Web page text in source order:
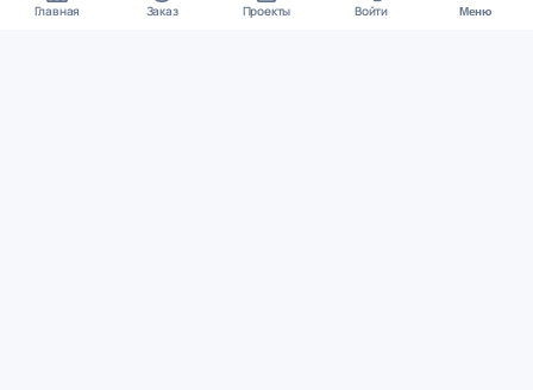
Главная Заказ Проекты Войти Меню